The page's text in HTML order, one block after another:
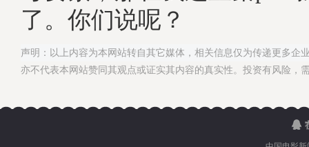
了。你们说呢？
声明：以上内容为本网站转自其它媒体，相关信息仅为传递更多企
亦不代表本网站赞同其观点或证实其内容的真实性。投资有风险，